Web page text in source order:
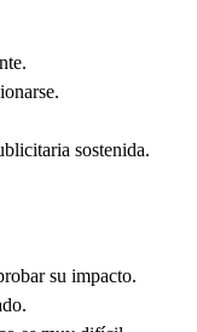
sostenida.
su impacto.